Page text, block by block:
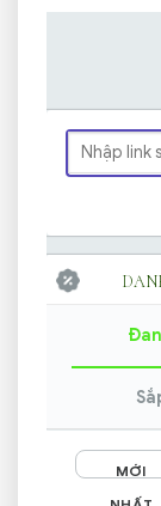
MỚI